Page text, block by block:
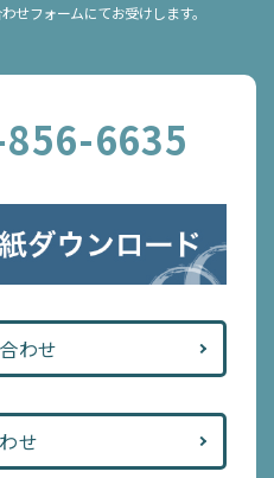
せフォームにてお受けします。
6635
わせ
せ